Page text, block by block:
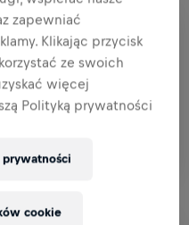
zapewniać
Klikając przycisk
ze swoich
więcej
Polityką prywatności
cookie